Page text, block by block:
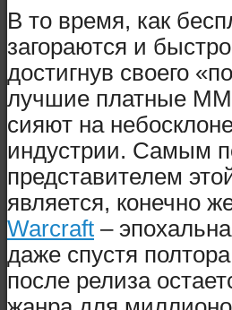
В то время, как
загораются и быстро
достигнув своего
лучшие платные
сияют на
индустрии. Самым
представителем
является, конечно
Warcraft –
даже спустя
после релиза